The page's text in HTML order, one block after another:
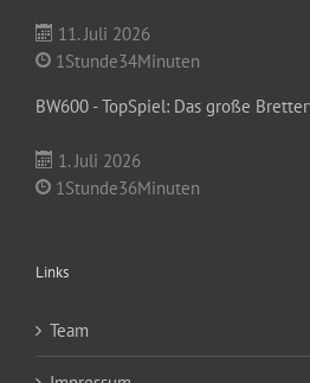
11. Juli 2026
1Stunde34Minuten
BW600 - TopSpiel: Das große
1. Juli 2026
1Stunde36Minuten
Links
Team